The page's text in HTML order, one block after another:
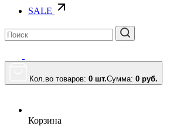
SALE
Кол.во товаров: 0 шт.Сумма: 0 руб.
Корзина